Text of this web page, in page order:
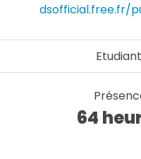
dsofficial.free.fr/
64